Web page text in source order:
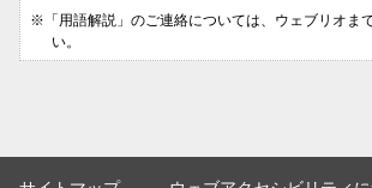
※「用語解説」のご連絡については、ウェブリオま
い。